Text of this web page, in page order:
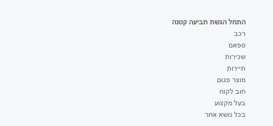
התחל הגשת תביעה קטנה
רכב
ספאם
שכירות
תיירות
מוצר פגום
חוב לקוח
בעל מקצוע
בכל נושא אחר